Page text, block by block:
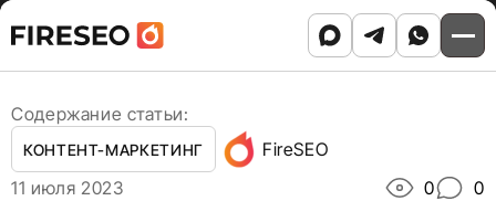
Skip
toСсылки
хлебных
Ссылки
хлебных
Как правильно составить УТП с примерами
Содержание статьи:
КОНТЕНТ-МАРКЕТИНГ
FireSEO
11 июля 2023
0 0